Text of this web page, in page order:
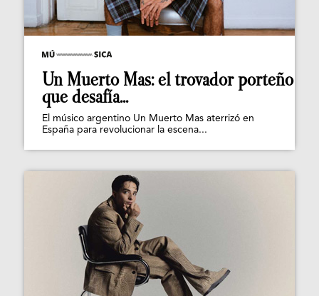
Un Muerto Mas: el trovador porteño
que desafía...
El músico argentino Un Muerto Mas aterrizó en
España para revolucionar la escena...